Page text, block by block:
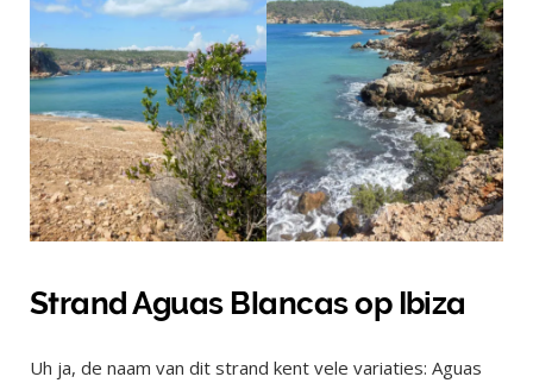
Strand Aguas Blancas op Ibiza
Uh ja, de naam van dit strand kent vele variaties: Aguas